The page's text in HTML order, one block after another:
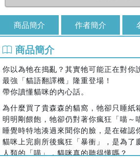
商品簡介 作者簡介
商品簡介
你以為牠在搗亂？其實牠可能正在對你
最強「貓語翻譯機」隆重登場！
帶你讀懂貓咪的內心話。
為什麼買了貴森森的貓窩，牠卻只睡紙
明明剛餵飽，牠卻仍對著你瘋狂「喵～
睡覺時特地湊過來聞你的臉，是在確認
貓咪上完廁所後瘋狂「暴衝」，是為了
人類的「喵」，貓咪真的聽得懂嗎？